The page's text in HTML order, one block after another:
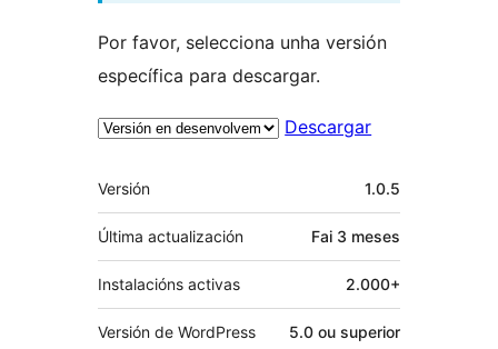
Por favor, selecciona unha versión
específica para descargar.
Descargar
Meta
Versión 1.0.5
Última actualización Fai 3 meses
Instalacións activas 2.000+
Versión de WordPress 5.0 ou superior